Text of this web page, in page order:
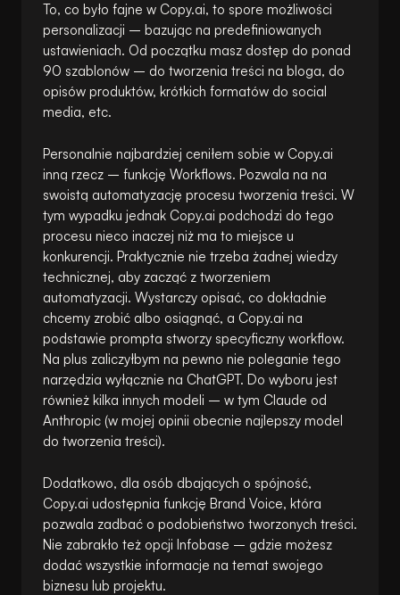
To, co było fajne w Copy.ai, to spore możliwości
personalizacji – bazując na predefiniowanych
ustawieniach. Od początku masz dostęp do ponad
90 szablonów – do tworzenia treści na bloga, do
opisów produktów, krótkich formatów do social
media, etc.
Personalnie najbardziej ceniłem sobie w Copy.ai
inną rzecz – funkcję Workflows. Pozwala na na
swoistą automatyzację procesu tworzenia treści. W
tym wypadku jednak Copy.ai podchodzi do tego
procesu nieco inaczej niż ma to miejsce u
konkurencji. Praktycznie nie trzeba żadnej wiedzy
technicznej, aby zacząć z tworzeniem
automatyzacji. Wystarczy opisać, co dokładnie
chcemy zrobić albo osiągnąć, a Copy.ai na
podstawie prompta stworzy specyficzny workflow.
Na plus zaliczyłbym na pewno nie poleganie tego
narzędzia wyłącznie na ChatGPT. Do wyboru jest
również kilka innych modeli – w tym Claude od
Anthropic (w mojej opinii obecnie najlepszy model
do tworzenia treści).
Dodatkowo, dla osób dbających o spójność,
Copy.ai udostępnia funkcję Brand Voice, która
pozwala zadbać o podobieństwo tworzonych treści.
Nie zabrakło też opcji Infobase – gdzie możesz
dodać wszystkie informacje na temat swojego
biznesu lub projektu.